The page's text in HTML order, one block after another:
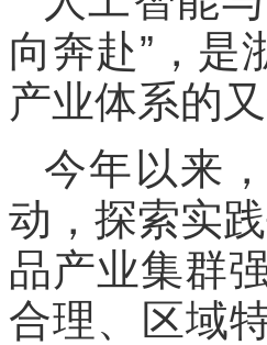
向奔赴”，是
产业体系的
今年以来
动，探索实
品产业集群
合理、区域